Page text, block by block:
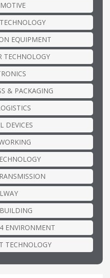
EQUIPMENT
TECHNOLOGY
& PACKAGING
DEVICES
ENVIRONMENT
TECHNOLOGY